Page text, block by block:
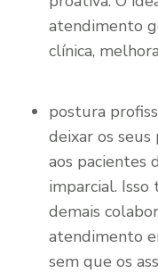
atendimento
clínica,
postura
deixar os
aos pacientes
imparcial.
demais
atendimento
sem que os